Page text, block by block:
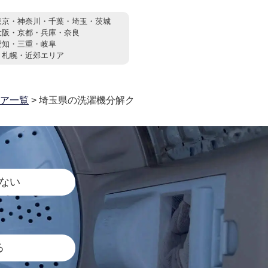
京・神奈川・千葉・埼玉・茨城
阪・京都・兵庫・奈良
知・三重・岐阜
札幌・近郊エリア
一覧 > 埼玉県の洗濯機分解ク
い